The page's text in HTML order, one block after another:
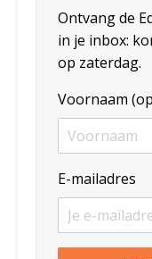
Ontvang de
in je inbox:
op zaterdag.
Voornaam
E-mailadres